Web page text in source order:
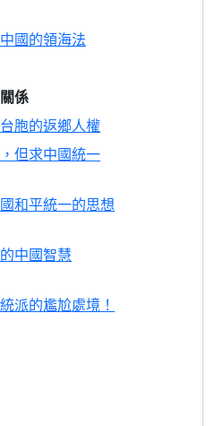
國的領海法
係
胞的返鄉人權
但求中國統一
和平統一的思想
中國智慧
派的尷尬處境！